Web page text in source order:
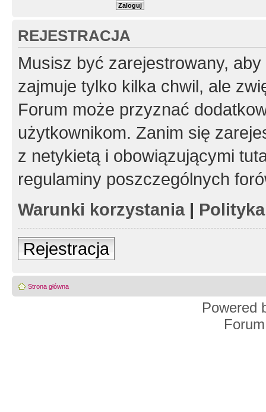
REJESTRACJA
Musisz być zarejestrowany,
zajmuje tylko kilka chwil, ale
Forum może przyznać
użytkownikom. Zanim się
z netykietą i obowiązującymi
regulaminy poszczególnych
Warunki korzystania|
Rejestracja
Strona główna
Powered